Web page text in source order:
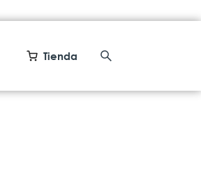
Tienda